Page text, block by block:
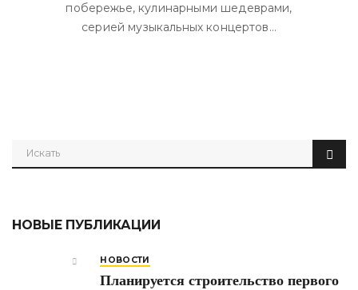
побережье, кулинарными шедеврами,
серией музыкальных концертов…
НОВЫЕ ПУБЛИКАЦИИ
НОВОСТИ
Планируется строительство первого